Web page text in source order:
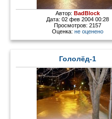
Автор: BadBlock
Дата: 02 фев 2004 00:28
Просмотров: 2157
Оценка: не оценено
Гололёд-1